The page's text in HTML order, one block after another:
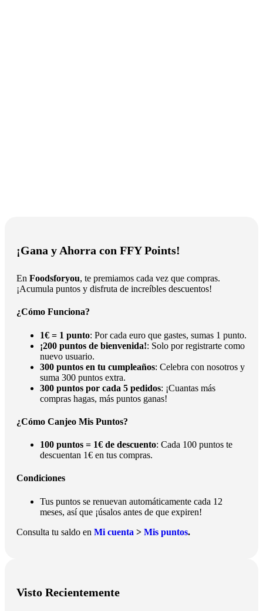
¡Gana y Ahorra con FFY Points!
En Foodsforyou, te premiamos cada vez que compras.
¡Acumula puntos y disfruta de increíbles descuentos!
¿Cómo Funciona?
1€ = 1 punto: Por cada euro que gastes, sumas 1 punto.
¡200 puntos de bienvenida!: Solo por registrarte como
nuevo usuario.
300 puntos en tu cumpleaños: Celebra con nosotros y
suma 300 puntos extra.
300 puntos por cada 5 pedidos: ¡Cuantas más
compras hagas, más puntos ganas!
¿Cómo Canjeo Mis Puntos?
100 puntos = 1€ de descuento: Cada 100 puntos te
descuentan 1€ en tus compras.
Condiciones
Tus puntos se renuevan automáticamente cada 12
meses, así que ¡úsalos antes de que expiren!
Consulta tu saldo en Mi cuenta > Mis puntos.
Visto Recientemente